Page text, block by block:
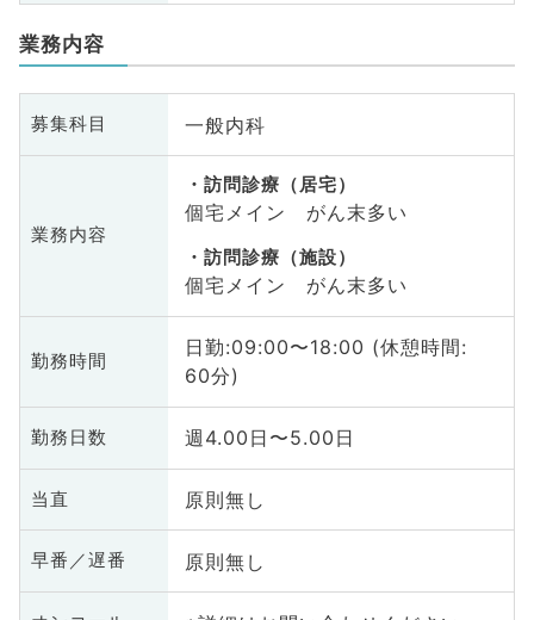
業務内容
募集科目 一般内科
業務内容
訪問診療（居宅）
個宅メイン がん末多い
訪問診療（施設）
個宅メイン がん末多い
勤務時間
日勤:09:00〜18:00 (休憩時間:
60分)
勤務日数 週4.00日〜5.00日
当直 原則無し
早番／遅番 原則無し